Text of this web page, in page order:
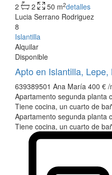
2 2 50 m2detalles
Lucia Serrano Rodriguez
8
Islantilla
Alquilar
Disponible
Apto en Islantilla, Lepe,
639389501 Ana María 400 € /
Apartamento segunda planta
Tiene cocina, un cuarto de
Apartamento segunda planta
Tiene cocina, un cuarto de